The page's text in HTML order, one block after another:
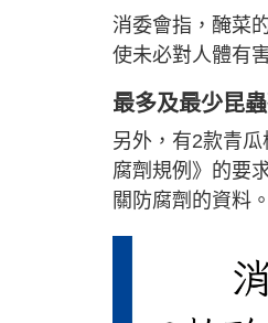
消委會指，醃菜
使未必對人體有
最多及最少昆
另外，有2款青
腐劑規例》的要
關防腐劑的資料。